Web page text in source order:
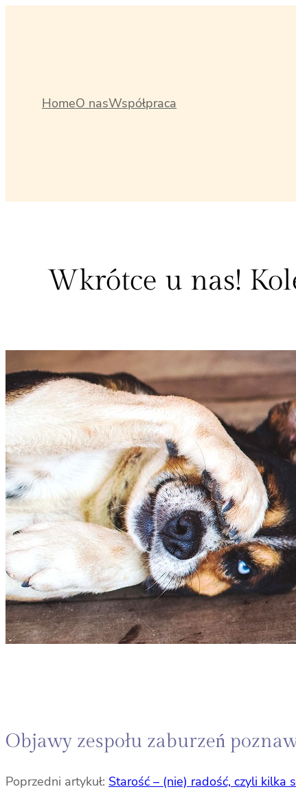
HomeO nasWspółpraca
Wkrótce u nas!
Objawy zespołu zaburzeń
Poprzedni artykuł: Starość – (nie) radość, czyli kilka